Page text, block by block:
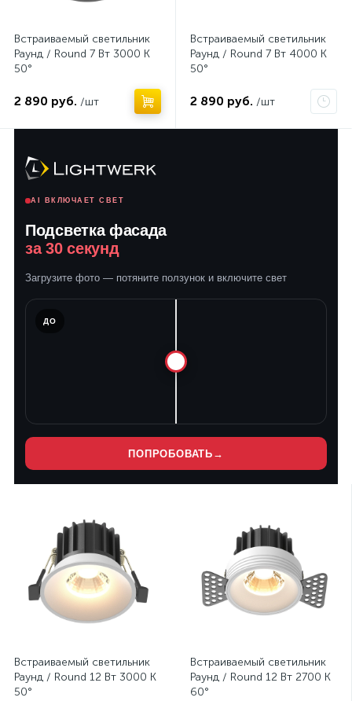
Встраиваемый светильник
Раунд / Round 7 Вт 3000 К
50°
2 890 руб. /шт
Встраиваемый светильник
Раунд / Round 7 Вт 4000 К
50°
2 890 руб. /шт
AI ВКЛЮЧАЕТ СВЕТ
Подсветка фасада
за 30 секунд
Загрузите фото — потяните ползунок и включите свет
ДО
ПОПРОБОВАТЬ →
Встраиваемый светильник
Раунд / Round 12 Вт 3000 К
50°
Встраиваемый светильник
Раунд / Round 12 Вт 2700 К
60°